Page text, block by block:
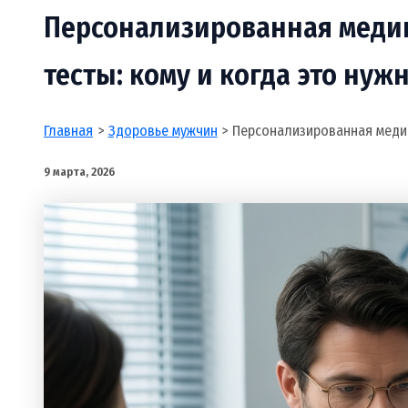
Персонализированная
тесты: кому и когда это
Главная Здоровье мужчин Персонализированная
9 марта, 2026